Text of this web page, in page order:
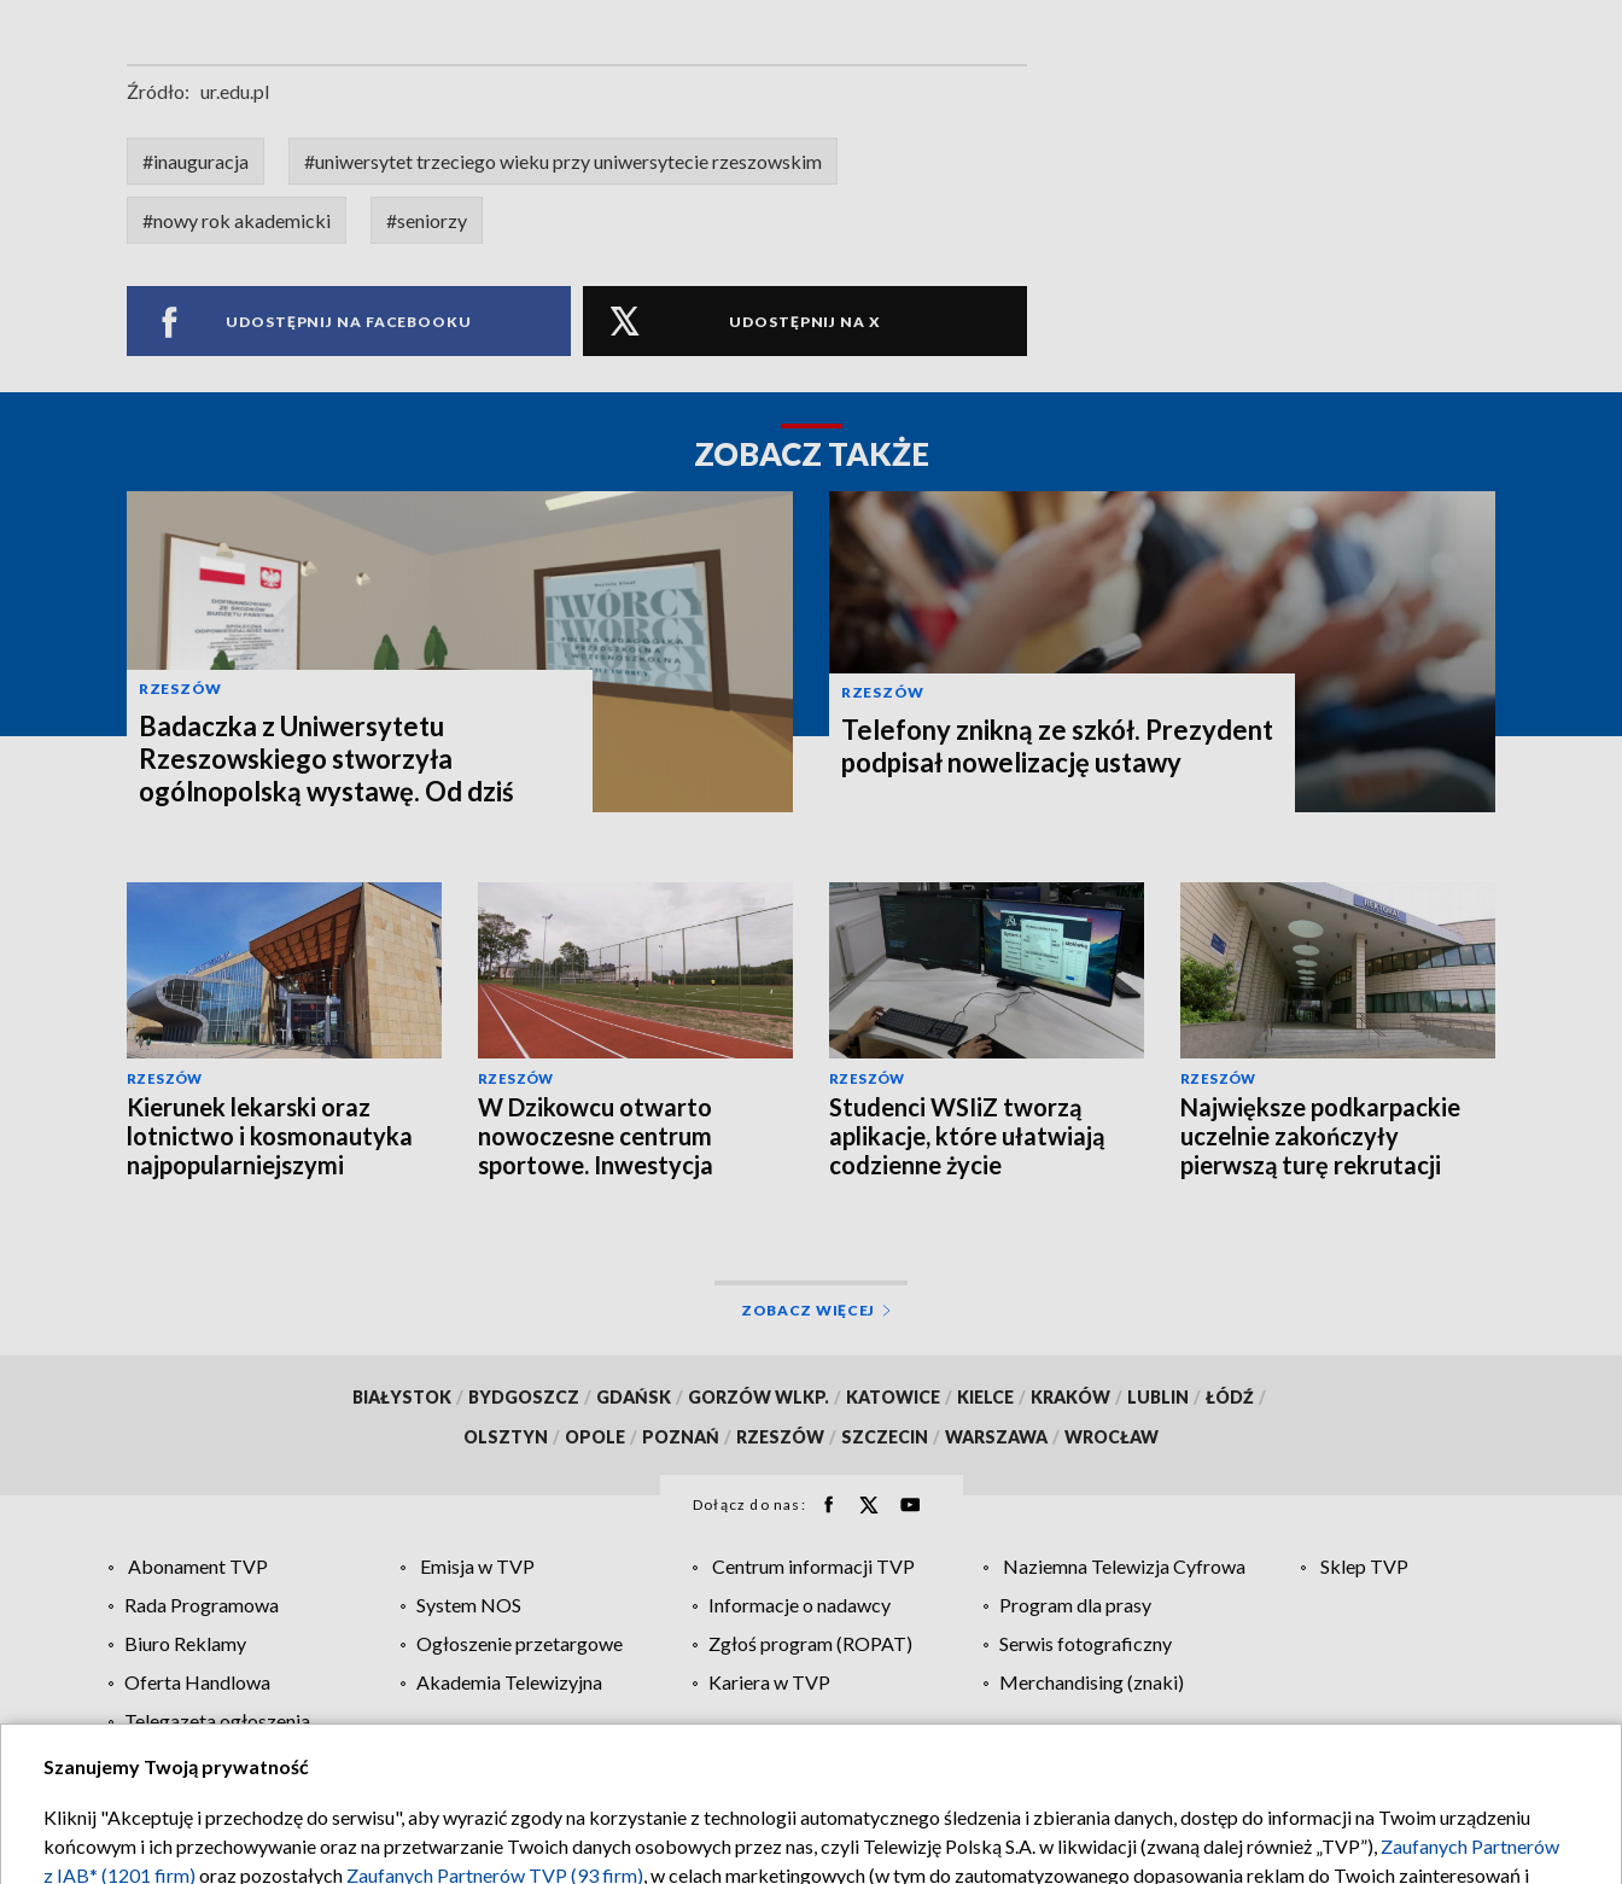
Źródło: ur.edu.pl
#inauguracja #uniwersytet trzeciego wieku przy uniwersytecie rzeszowskim
#nowy rok akademicki #seniorzy
UDOSTĘPNIJ NA FACEBOOKU UDOSTĘPNIJ NA X
ZOBACZ TAKŻE
RZESZÓW
Badaczka z Uniwersytetu
Rzeszowskiego stworzyła
ogólnopolską wystawę. Od dziś
RZESZÓW
Telefony znikną ze szkół. Prezydent
podpisał nowelizację ustawy
RZESZÓW
Kierunek lekarski oraz
lotnictwo i kosmonautyka
najpopularniejszymi
RZESZÓW
W Dzikowcu otwarto
nowoczesne centrum
sportowe. Inwestycja
RZESZÓW
Studenci WSIiZ tworzą
aplikacje, które ułatwiają
codzienne życie
RZESZÓW
Największe podkarpackie
uczelnie zakończyły
pierwszą turę rekrutacji
ZOBACZ WIĘCEJ
BIAŁYSTOK / BYDGOSZCZ / GDAŃSK / GORZÓW WLKP. / KATOWICE / KIELCE / KRAKÓW / LUBLIN / ŁÓDŹ /
OLSZTYN / OPOLE / POZNAŃ / RZESZÓW / SZCZECIN / WARSZAWA / WROCŁAW
Dołącz do nas:
Abonament TVP Emisja w TVP Centrum informacji TVP Naziemna Telewizja Cyfrowa
Sklep TVP
Rada Programowa
System NOS Informacje o nadawcy
Program dla prasy
Biuro Reklamy
Ogłoszenie przetargowe Zgłoś program (ROPAT)
Serwis fotograficzny
Oferta Handlowa
Akademia Telewizyjna Kariera w TVP
Merchandising (znaki)
Telegazeta ogłoszenia
Regulamin TVP Polityka prywatności Moje zgody Pomoc Biuro reklamy Kontakt
Szanujemy Twoją prywatność
Kliknij "Akceptuję i przechodzę do serwisu", aby wyrazić zgody na korzystanie z technologii automatycznego śledzenia i zbierania danych, dostęp do informacji na Twoim urządzeniu
końcowym i ich przechowywanie oraz na przetwarzanie Twoich danych osobowych przez nas, czyli Telewizję Polską S.A. w likwidacji (zwaną dalej również „TVP”), Zaufanych Partnerów
z IAB* (1201 firm)oraz pozostałych Zaufanych Partnerów TVP (93 firm), w celach marketingowych (w tym do zautomatyzowanego dopasowania reklam do Twoich zainteresowań i